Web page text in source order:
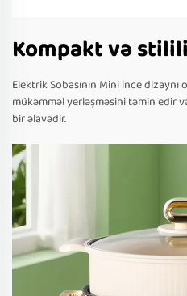
Kompakt və
Elektrik Sobasının Mini ince
mükəmməl yerləşməsini təmin edir
bir əlavədir.